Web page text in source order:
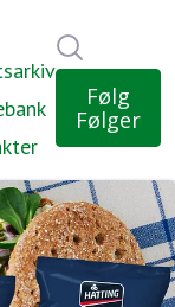
Følg
Følger